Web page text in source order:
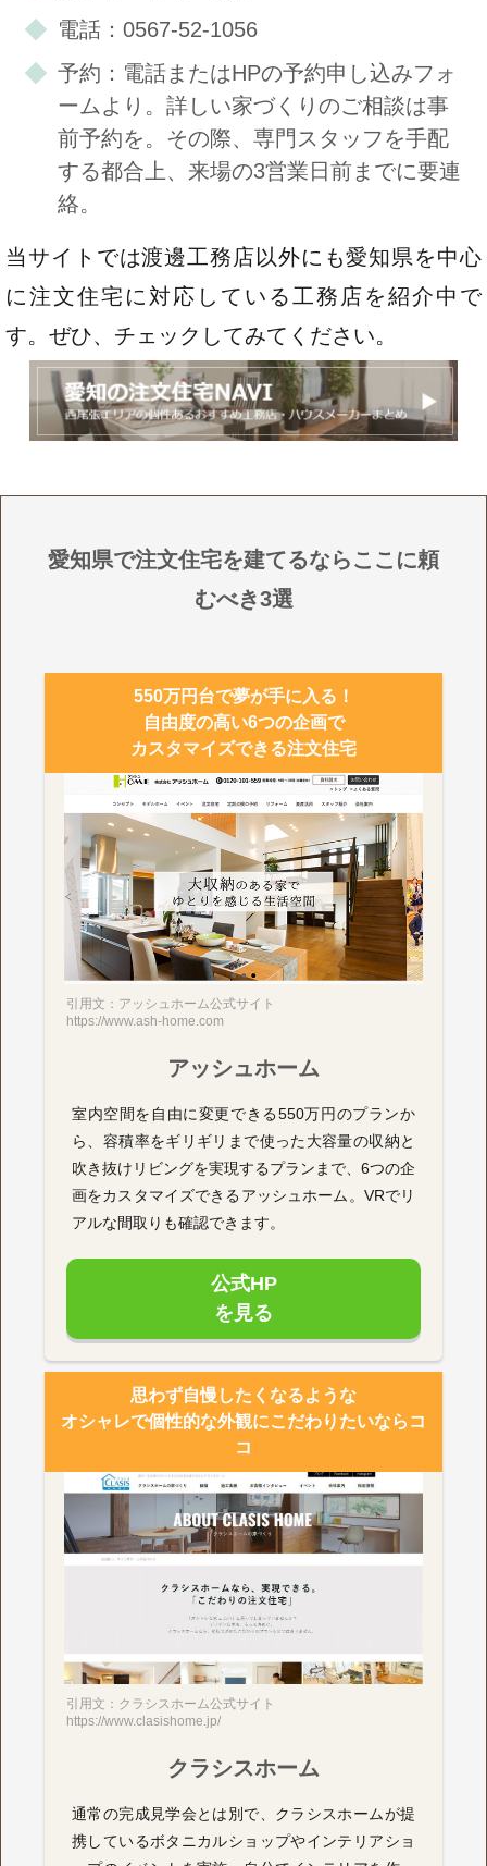
電話：0567-52-1056
予約：電話またはHPの予約申し込みフォ
ームより。詳しい家づくりのご相談は事
前予約を。その際、専門スタッフを手配
する都合上、来場の3営業日前までに要連
絡。
当サイトでは渡邊工務店以外にも愛知県を中心
に注文住宅に対応している工務店を紹介中で
す。ぜひ、チェックしてみてください。
愛知県で注文住宅を建てるならここに頼
むべき3選
550万円台で夢が手に入る！
自由度の高い6つの企画で
カスタマイズできる注文住宅
引用文：アッシュホーム公式サイト
https://www.ash-home.com
アッシュホーム
室内空間を自由に変更できる550万円のプランか
ら、容積率をギリギリまで使った大容量の収納と
吹き抜けリビングを実現するプランまで、6つの企
画をカスタマイズできるアッシュホーム。VRでリ
アルな間取りも確認できます。
公式HP
を見る
思わず自慢したくなるような
オシャレで個性的な外観にこだわりたいならコ
コ
引用文：クラシスホーム公式サイト
https://www.clasishome.jp/
クラシスホーム
通常の完成見学会とは別で、クラシスホームが提
携しているボタニカルショップやインテリアショ